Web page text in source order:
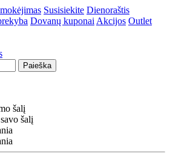
Susisiekite Dienoraštis
Dovanų kuponai Akcijos Outlet
Paieška
šalį
šalį